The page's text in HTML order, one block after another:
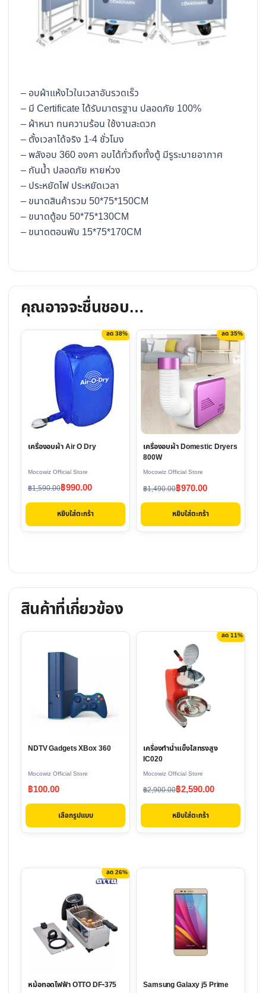
– อบผ้าแห้งไวในเวลาอันรวดเร็ว
– มี Certificate ได้รับมาตรฐาน ปลอดภัย 100%
– ผ้าหนา ทนความร้อน ใช้งานสะดวก
– ตั้งเวลาได้จริง 1-4 ชั่วโมง
– พลังอบ 360 องศา อบได้ทั่วถึงทั้งตู้ มีรูระบายอากาศ
– กันน้ำ ปลอดภัย หายห่วง
– ประหยัดไฟ ประหยัดเวลา
– ขนาดสินค้ารวม 50*75*150CM
– ขนาดตู้อบ 50*75*130CM
– ขนาดตอนพับ 15*75*170CM
คุณอาจจะชื่นชอบ…
ลด 38%
เครื่องอบผ้า Air O Dry
Mocowiz Official Store
฿1,590.00
Original
price
฿1,590.00.
฿990.00
Current
price
฿990.00.
หยิบใส่ตะกร้า
ลด 35%
เครื่องอบผ้า Domestic Dryers
800W
Mocowiz Official Store
฿1,490.00
Original
price
฿1,490.00.
฿970.00
Current
price
฿970.00.
หยิบใส่ตะกร้า
สินค้าที่เกี่ยวข้อง
NDTV Gadgets XBox 360
Mocowiz Official Store
฿100.00
เลือกรูปแบบ
multiple
variants.
may
chosen
on
product
ลด 11%
เครื่องทำน้ำแข็งใสทรงสูง
IC020
Mocowiz Official Store
฿2,900.00
Original
price
฿2,900.00.
฿2,590.00
Current
price
฿2,590.00.
หยิบใส่ตะกร้า
ลด 26%
หม้อทอดไฟฟ้า OTTO DF-375 Samsung Galaxy j5 Prime